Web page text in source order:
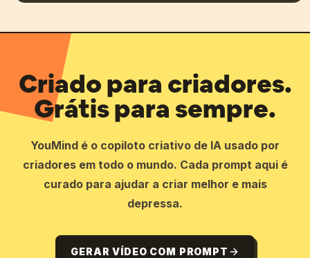
Criado para criadores.
Grátis para sempre.
YouMind é o copiloto criativo de IA usado por
criadores em todo o mundo. Cada prompt aqui é
curado para ajudar a criar melhor e mais
depressa.
GERAR VÍDEO COM PROMPT